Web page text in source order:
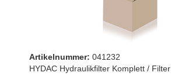
Artikelnummer: 041232
HYDAC Hydraulikfilter Komplett / Filter